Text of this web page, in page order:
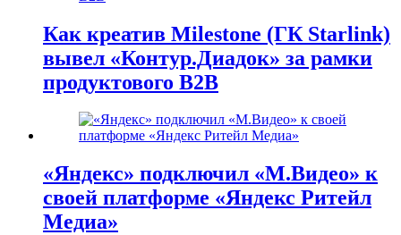
Как креатив Milestone (ГК Starlink)
вывел «Контур.Диадок» за рамки
продуктового B2B
«Яндекс» подключил «М.Видео» к
своей платформе «Яндекс Ритейл
Медиа»